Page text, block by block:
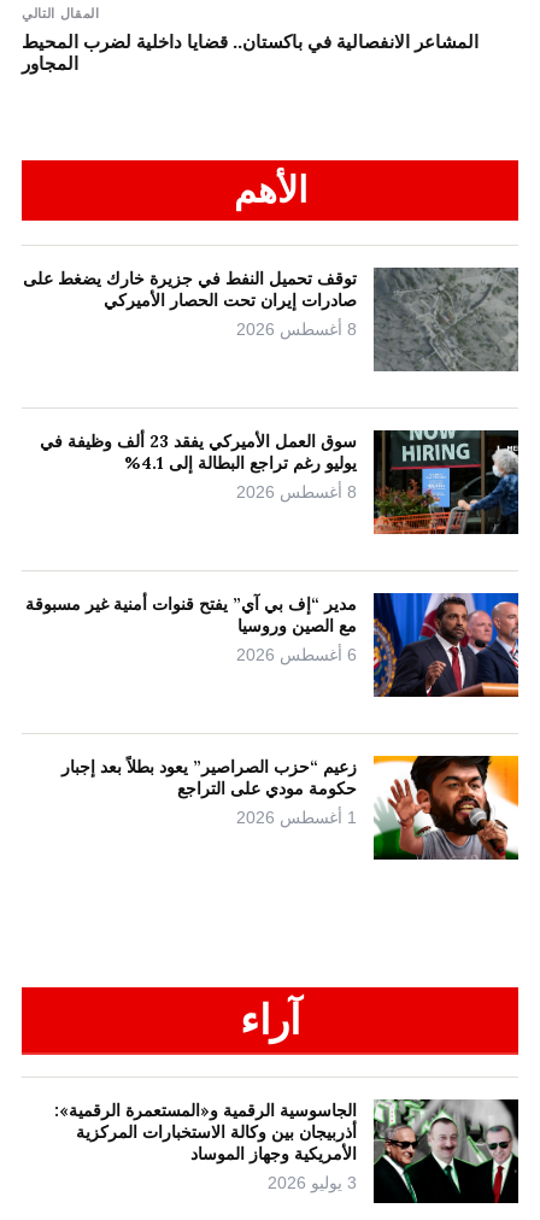
المقال التالي
المشاعر الانفصالية في باكستان.. قضايا داخلية لضرب المحيط
المجاور
الأهم
توقف تحميل النفط في جزيرة خارك يضغط على
صادرات إيران تحت الحصار الأميركي
8 أغسطس 2026
سوق العمل الأميركي يفقد 23 ألف وظيفة في
يوليو رغم تراجع البطالة إلى 4.1%
8 أغسطس 2026
مدير “إف بي آي” يفتح قنوات أمنية غير مسبوقة
مع الصين وروسيا
6 أغسطس 2026
زعيم “حزب الصراصير” يعود بطلاً بعد إجبار
حكومة مودي على التراجع
1 أغسطس 2026
آراء
الجاسوسية الرقمية و«المستعمرة الرقمية»:
أذربيجان بين وكالة الاستخبارات المركزية
الأمريكية وجهاز الموساد
3 يوليو 2026